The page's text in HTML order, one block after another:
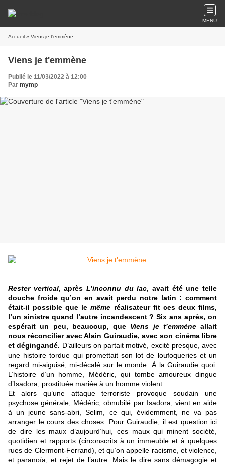
MENU
Accueil » Viens je t'emmène
Viens je t'emmène
Publié le 11/03/2022 à 12:00
Par mymp
Rester vertical, aprèsL’inconnu du lac, avait été une telle
douche froide qu’on en avait perdu notre latin : comment
était-il possible que lemême réalisateur fit ces deux films,
l’un sinistre quand l’autre incandescent ? Six ans après, on
espérait un peu, beaucoup, que Viens je t’emmèneallait
nous réconcilier avec Alain Guiraudie, avec son cinéma libre
et dégingandé. D’ailleurs on partait motivé, excité presque, avec
une histoire tordue qui promettait son lot de loufoqueries et un
regard mi-aiguisé, mi-décalé sur le monde. À la Guiraudie quoi.
L’histoire d’un homme, Médéric, qui tombe amoureux dingue
d’Isadora, prostituée mariée à un homme violent.
Et alors qu’une attaque terroriste provoque soudain une
psychose générale, Médéric, obnubilé par Isadora, vient en aide
à un jeune sans-abri, Selim, ce qui, évidemment, ne va pas
arranger le cours des choses. Pour Guiraudie, il est question ici
de dire les maux d’aujourd’hui, ces maux qui minent société,
quotidien et rapports (circonscrits à un immeuble et à quelques
rues de Clermont-Ferrand), et qu’on appelle racisme, et violence,
et paranoïa, et rejet de l’autre. Mais le dire sans démagogie et